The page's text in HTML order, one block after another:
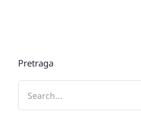
Pretraga